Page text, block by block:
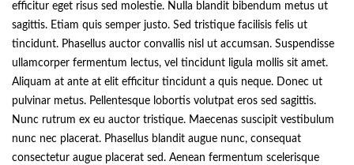
efficitur eget risus sed molestie. Nulla blandit bibendum metus ut
sagittis. Etiam quis semper justo. Sed tristique facilisis felis ut
tincidunt. Phasellus auctor convallis nisl ut accumsan. Suspendisse
ullamcorper fermentum lectus, vel tincidunt ligula mollis sit amet.
Aliquam at ante at elit efficitur tincidunt a quis neque. Donec ut
pulvinar metus. Pellentesque lobortis volutpat eros sed sagittis.
Nunc rutrum ex eu auctor tristique. Maecenas suscipit vestibulum
nunc nec placerat. Phasellus blandit augue nunc, consequat
consectetur augue placerat sed. Aenean fermentum scelerisque